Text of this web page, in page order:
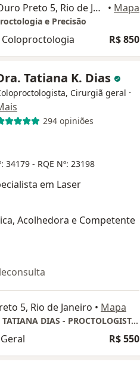
Rua Visconde de Ouro Preto 5, Rio de Janeiro • Mapa
e Precisão
R$ 850
Tatiana K. Dias
Cirurgiã geral ·
294 opiniões
34179 - RQE Nº: 23198
em Laser
Acolhedora e Competente
5, Rio de Janeiro • Mapa
CONSULTÓRIO DRA TATIANA DIAS - PROCTOLOGISTA EM BOTAFOGO - RIO DE JANEIRO
R$ 550